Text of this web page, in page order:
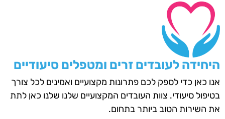
היחידה לעובדים זרים ומטפלים סיעודיים
אנו כאן כדי לספק לכם פתרונות מקצועיים ואמינים לכל צורך
בטיפול סיעודי. צוות העובדים המקצועיים שלנו שלנו כאן לתת
את השירות הטוב ביותר בתחום.